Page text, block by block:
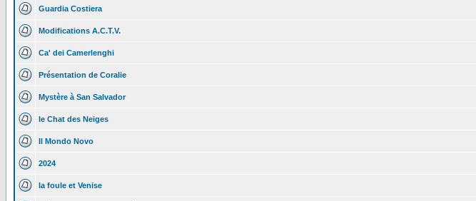
Guardia Costiera
Modifications A.C.T.V.
Ca' dei Camerlenghi
Présentation de Coralie
Mystère à San Salvador
le Chat des Neiges
Il Mondo Novo
2024
la foule et Venise